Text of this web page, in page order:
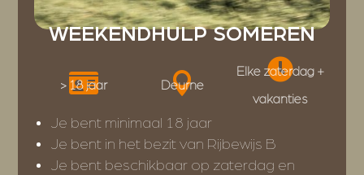
WEEKENDHULP SOMEREN

> 18 jaar 
Deurne

Elke zaterdag +
vakanties
Je bent minimaal 18 jaar
Je bent in het bezit van Rijbewijs B
Je bent beschikbaar op zaterdag en